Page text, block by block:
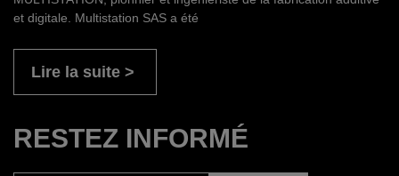
et digitale. Multistation SAS a été
Lire la suite
RESTEZ INFORMÉ